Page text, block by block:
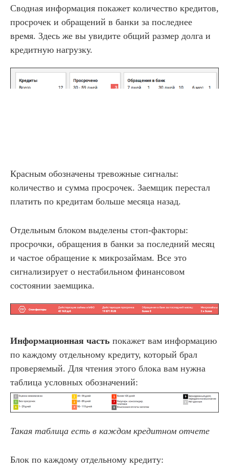
Сводная информация покажет количество кредитов,
просрочек и обращений в банки за последнее
время. Здесь же вы увидите общий размер долга и
кредитную нагрузку.
Красным обозначены тревожные сигналы:
количество и сумма просрочек. Заемщик перестал
платить по кредитам больше месяца назад.
Отдельным блоком выделены стоп-факторы:
просрочки, обращения в банки за последний месяц
и частое обращение к микрозаймам. Все это
сигнализирует о нестабильном финансовом
состоянии заемщика.
Информационная часть покажет вам информацию
по каждому отдельному кредиту, который брал
проверяемый. Для чтения этого блока вам нужна
таблица условных обозначений:
Такая таблица есть в каждом кредитном отчете
Блок по каждому отдельному кредиту: